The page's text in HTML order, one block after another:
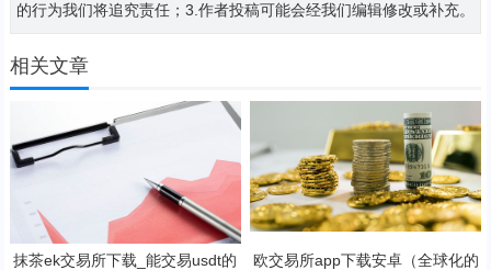
的行为我们将追究责任；3.作者投稿可能会经我们编辑修改或补充。
相关文章
抹茶ek交易所下载_能交易usdt的
欧交易所app下载安卓（全球化的